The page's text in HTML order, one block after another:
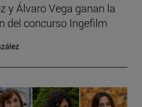
y Álvaro Vega ganan la
del concurso Ingefilm